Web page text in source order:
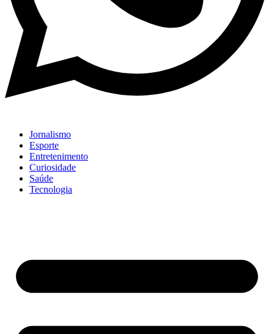
Jornalismo
Esporte
Entretenimento
Curiosidade
Saúde
Tecnologia